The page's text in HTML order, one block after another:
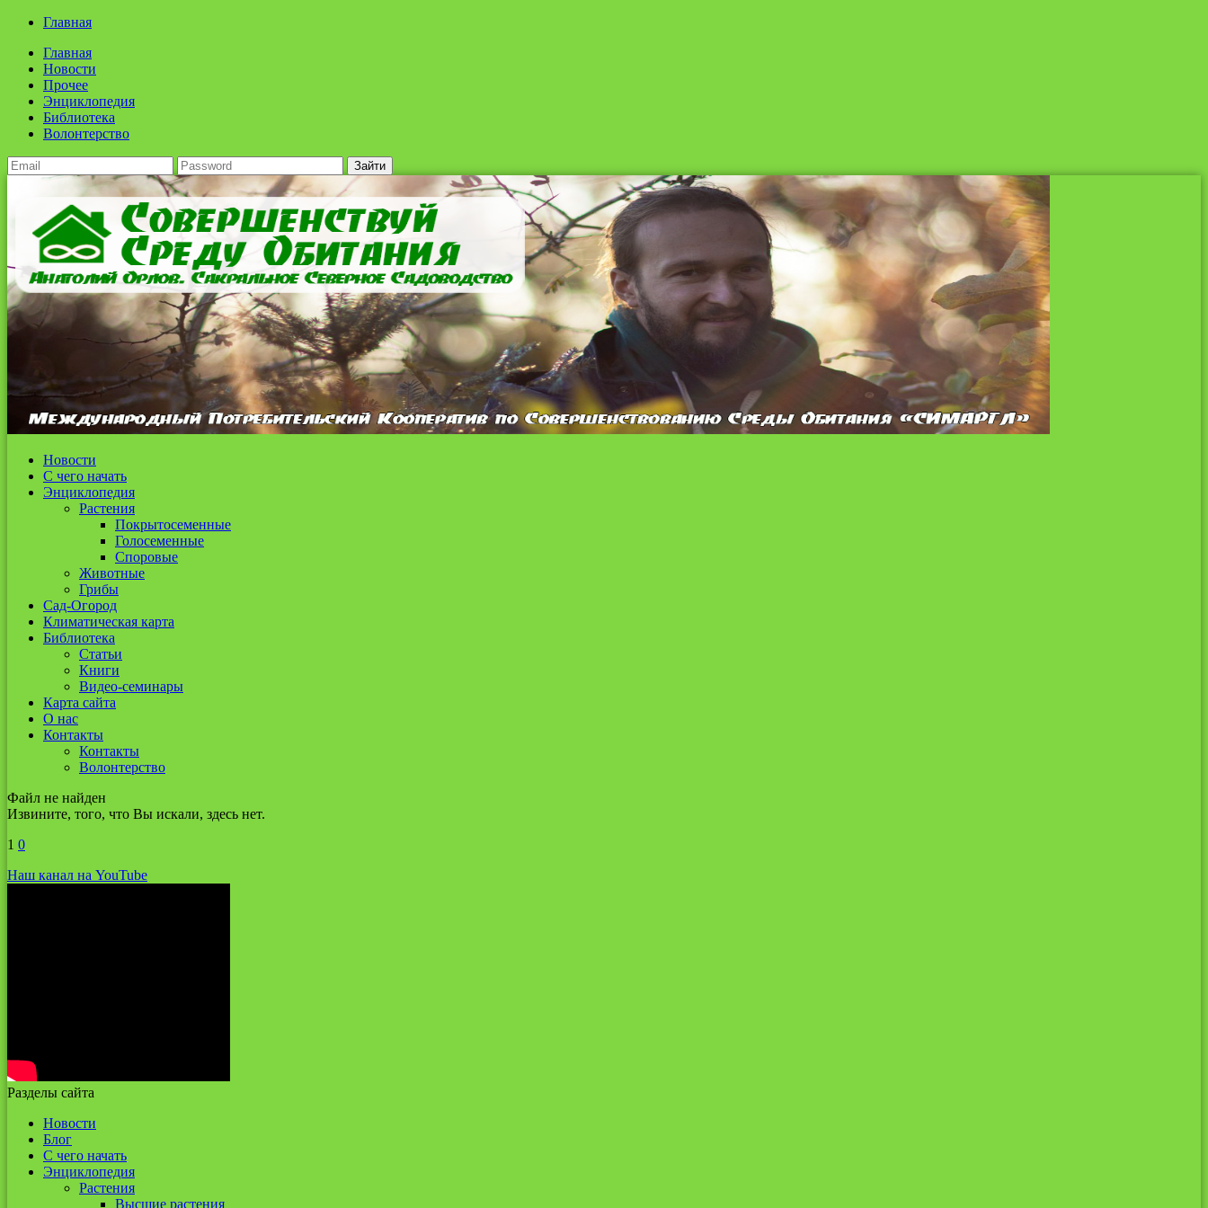
Главная
Главная
Новости
Прочее
Энциклопедия
Библиотека
Волонтерство
Зайти
Новости
С чего начать
Энциклопедия
Растения
Покрытосеменные
Голосеменные
Споровые
Животные
Грибы
Сад-Огород
Климатическая карта
Библиотека
Статьи
Книги
Видео-семинары
Карта сайта
О нас
Контакты
Контакты
Волонтерство
Файл не найден
Извините, того, что Вы искали, здесь нет.
1 0
Наш канал на YouTube
Разделы сайта
Новости
Блог
С чего начать
Энциклопедия
Растения
Высшие растения